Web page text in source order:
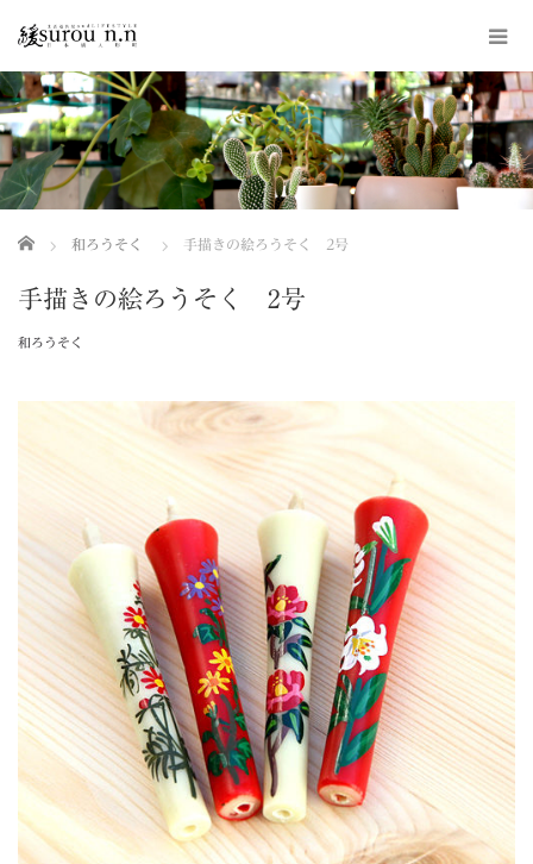
ホーム 和ろうそく 手描きの絵ろうそく 2号
手描きの絵ろうそく 2号
和ろうそく